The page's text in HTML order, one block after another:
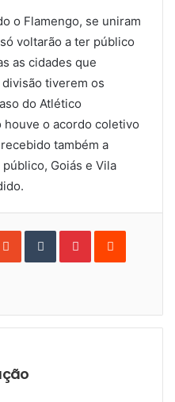
o Flamengo, se uniram
voltarão a ter público
as cidades que
tiverem os
do Atlético
houve o acordo coletivo
também a
Goiás e Vila
StumbleUpon
TumblrPinterestReddit